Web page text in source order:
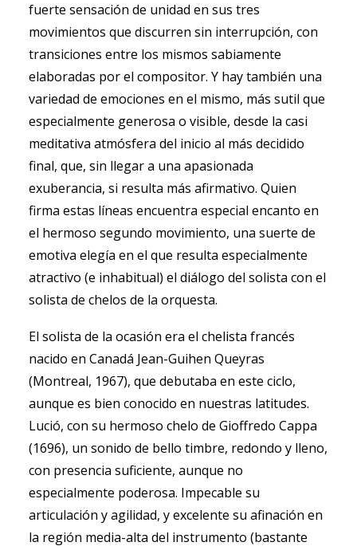
fuerte sensación de unidad en sus tres
movimientos que discurren sin interrupción, con
transiciones entre los mismos sabiamente
elaboradas por el compositor. Y hay también una
variedad de emociones en el mismo, más sutil que
especialmente generosa o visible, desde la casi
meditativa atmósfera del inicio al más decidido
final, que, sin llegar a una apasionada
exuberancia, si resulta más afirmativo. Quien
firma estas líneas encuentra especial encanto en
el hermoso segundo movimiento, una suerte de
emotiva elegía en el que resulta especialmente
atractivo (e inhabitual) el diálogo del solista con el
solista de chelos de la orquesta.
El solista de la ocasión era el chelista francés
nacido en Canadá Jean-Guihen Queyras
(Montreal, 1967), que debutaba en este ciclo,
aunque es bien conocido en nuestras latitudes.
Lució, con su hermoso chelo de Gioffredo Cappa
(1696), un sonido de bello timbre, redondo y lleno,
con presencia suficiente, aunque no
especialmente poderosa. Impecable su
articulación y agilidad, y excelente su afinación en
la región media-alta del instrumento (bastante